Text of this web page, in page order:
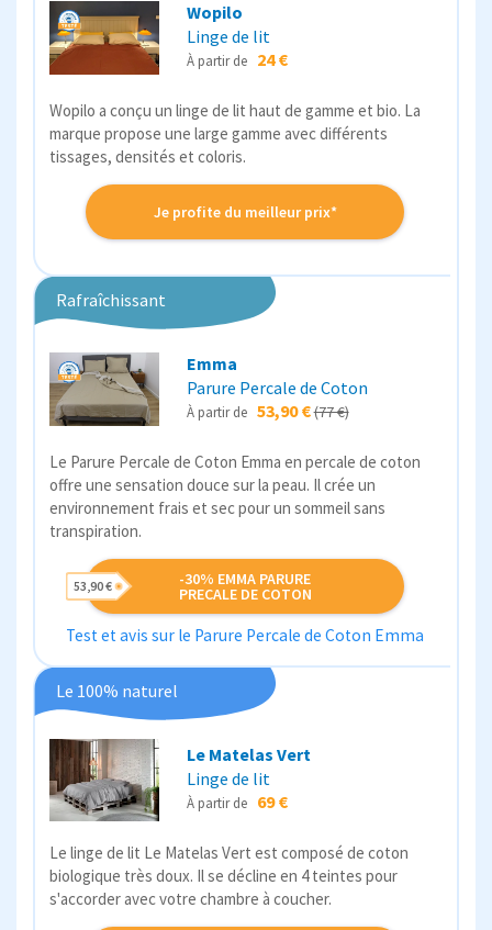
Wopilo
Linge de lit
À partir de 24 €
Wopilo a conçu un linge de lit haut de gamme et bio. La
marque propose une large gamme avec différents
tissages, densités et coloris.
Je profite du meilleur prix*
Rafraîchissant
Emma
Parure Percale de Coton
À partir de 53,90 €(77 €)
Le Parure Percale de Coton Emma en percale de coton
offre une sensation douce sur la peau. Il crée un
environnement frais et sec pour un sommeil sans
transpiration.
-30% EMMA PARURE
PRECALE DE COTON
53,90 €
Test et avis sur le Parure Percale de Coton Emma
Le 100% naturel
Le Matelas Vert
Linge de lit
À partir de 69 €
Le linge de lit Le Matelas Vert est composé de coton
biologique très doux. Il se décline en 4 teintes pour
s'accorder avec votre chambre à coucher.